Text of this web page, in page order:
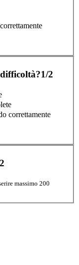
1/2
correttamente
massimo 200